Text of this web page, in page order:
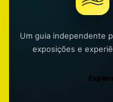
Um guia independente
exposições e